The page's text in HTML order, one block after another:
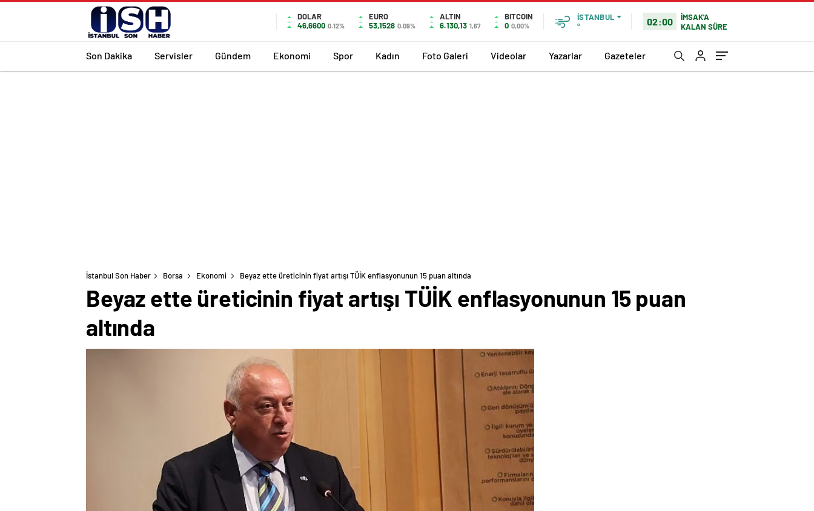
DOLAR
46,6600 0.12%
EURO
53,1528 0.09%
ALTIN
6.130,13 1,67
BITCOIN
0 0,00%
İSTANBUL
°
02:00
İMSAK'A
KALAN SÜRE
Son Dakika Servisler Gündem Ekonomi Spor Kadın Foto Galeri Videolar Yazarlar Gazeteler
İstanbul Son Haber Borsa Ekonomi Beyaz ette üreticinin fiyat artışı TÜİK enflasyonunun 15 puan altında
Beyaz ette üreticinin fiyat artışı TÜİK enflasyonunun 15 puan
altında